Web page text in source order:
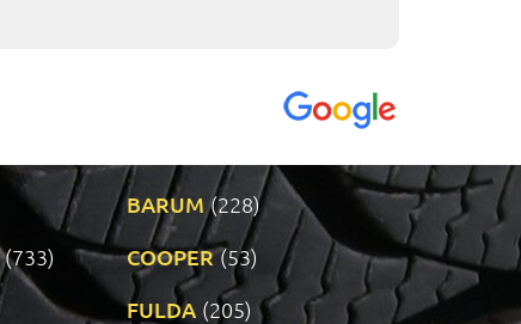
BARUM (228)
(733) COOPER (53)
FULDA (205)